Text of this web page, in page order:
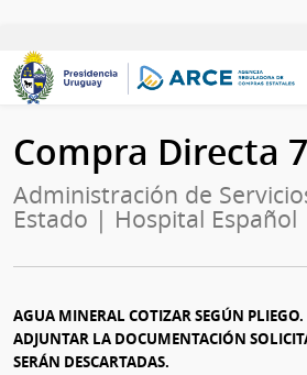
Compra Directa
Administración de
Estado | Hospital Español
AGUA MINERAL COTIZAR SEGÚN PLIEGO.
ADJUNTAR LA DOCUMENTACIÓN
SERÁN DESCARTADAS.